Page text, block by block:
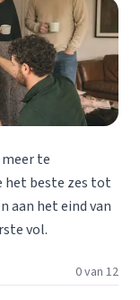
te
het beste zes tot
aan het eind van
vol.
0 van 12